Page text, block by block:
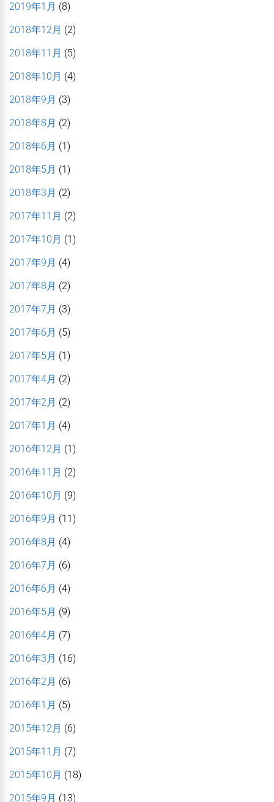
2019年1月 (8)
2018年12月 (2)
2018年11月 (5)
2018年10月 (4)
2018年9月 (3)
2018年8月 (2)
2018年6月 (1)
2018年5月 (1)
2018年3月 (2)
2017年11月 (2)
2017年10月 (1)
2017年9月 (4)
2017年8月 (2)
2017年7月 (3)
2017年6月 (5)
2017年5月 (1)
2017年4月 (2)
2017年2月 (2)
2017年1月 (4)
2016年12月 (1)
2016年11月 (2)
2016年10月 (9)
2016年9月 (11)
2016年8月 (4)
2016年7月 (6)
2016年6月 (4)
2016年5月 (9)
2016年4月 (7)
2016年3月 (16)
2016年2月 (6)
2016年1月 (5)
2015年12月 (6)
2015年11月 (7)
2015年10月 (18)
2015年9月 (13)